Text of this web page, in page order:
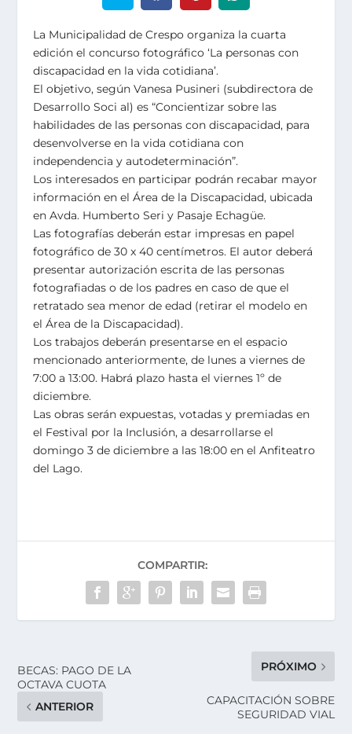
La Municipalidad de Crespo organiza la cuarta
edición el concurso fotográfico ‘La personas con
discapacidad en la vida cotidiana’.
El objetivo, según Vanesa Pusineri (subdirectora de
Desarrollo Soci al) es “Concientizar sobre las
habilidades de las personas con discapacidad, para
desenvolverse en la vida cotidiana con
independencia y autodeterminación”.
Los interesados en participar podrán recabar mayor
información en el Área de la Discapacidad, ubicada
en Avda. Humberto Seri y Pasaje Echagüe.
Las fotografías deberán estar impresas en papel
fotográfico de 30 x 40 centímetros. El autor deberá
presentar autorización escrita de las personas
fotografiadas o de los padres en caso de que el
retratado sea menor de edad (retirar el modelo en
el Área de la Discapacidad).
Los trabajos deberán presentarse en el espacio
mencionado anteriormente, de lunes a viernes de
7:00 a 13:00. Habrá plazo hasta el viernes 1º de
diciembre.
Las obras serán expuestas, votadas y premiadas en
el Festival por la Inclusión, a desarrollarse el
domingo 3 de diciembre a las 18:00 en el Anfiteatro
del Lago.
COMPARTIR:
BECAS: PAGO DE LA
OCTAVA CUOTA
ANTERIOR
PRÓXIMO
CAPACITACIÓN SOBRE
SEGURIDAD VIAL